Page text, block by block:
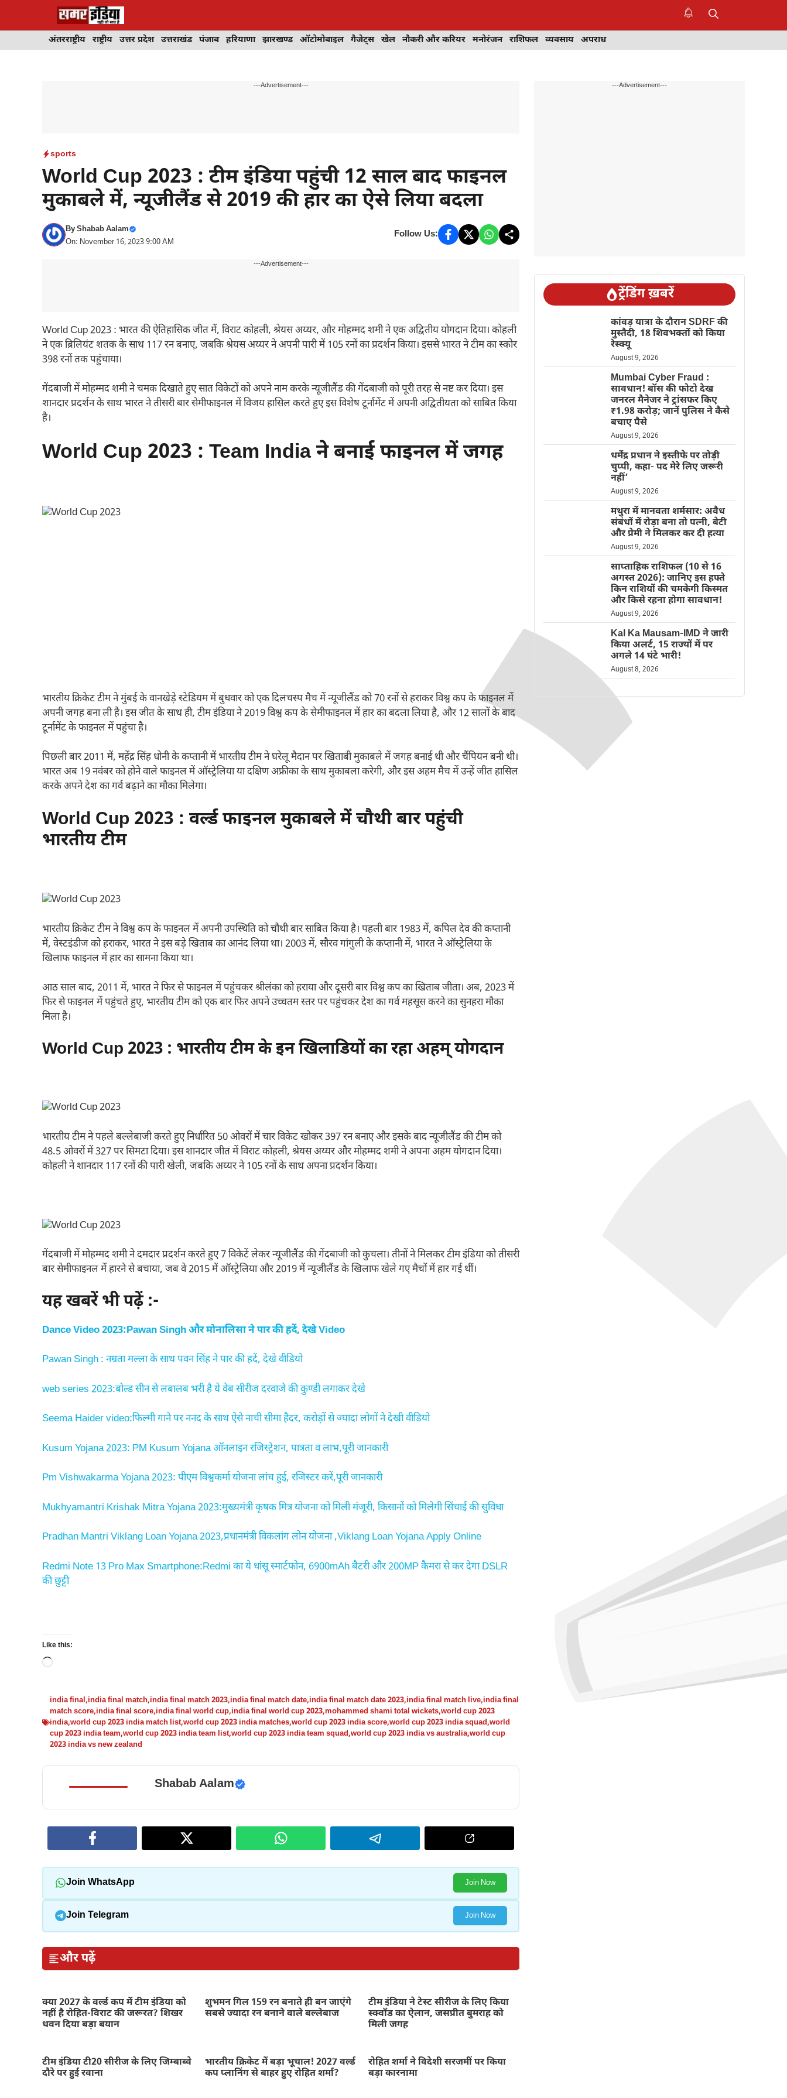
अंतरराष्ट्रीय राष्ट्रीय उत्तर प्रदेश उत्तराखंड पंजाब हरियाणा झारखण्ड ऑटोमोबाइल गैजेट्स खेल नौकरी और करियर मनोरंजन राशिफल व्यवसाय अपराध
---Advertisement---
sports
World Cup 2023 : टीम इंडिया पहुंची 12 साल बाद फाइनल
मुकाबले में, न्यूजीलैंड से 2019 की हार का ऐसे लिया बदला
ByShabab Aalam
On: November 16, 2023 9:00 AM
Follow Us:
---Advertisement---
World Cup 2023 : भारत की ऐतिहासिक जीत में, विराट कोहली, श्रेयस अय्यर, और मोहम्मद शमी ने एक अद्वितीय योगदान दिया। कोहली
ने एक ब्रिलियंट शतक के साथ 117 रन बनाए, जबकि श्रेयस अय्यर ने अपनी पारी में 105 रनों का प्रदर्शन किया। इससे भारत ने टीम का स्कोर
398 रनों तक पहुंचाया।
गेंदबाजी में मोहम्मद शमी ने चमक दिखाते हुए सात विकेटों को अपने नाम करके न्यूजीलैंड की गेंदबाजी को पूरी तरह से नष्ट कर दिया। इस
शानदार प्रदर्शन के साथ भारत ने तीसरी बार सेमीफाइनल में विजय हासिल करते हुए इस विशेष टूर्नामेंट में अपनी अद्वितीयता को साबित किया
है।
World Cup 2023 : Team India ने बनाई फाइनल में जगह
भारतीय क्रिकेट टीम ने मुंबई के वानखेड़े स्टेडियम में बुधवार को एक दिलचस्प मैच में न्यूजीलैंड को 70 रनों से हराकर विश्व कप के फाइनल में
अपनी जगह बना ली है। इस जीत के साथ ही, टीम इंडिया ने 2019 विश्व कप के सेमीफाइनल में हार का बदला लिया है, और 12 सालों के बाद
टूर्नामेंट के फाइनल में पहुंचा है।
पिछली बार 2011 में, महेंद्र सिंह धोनी के कप्तानी में भारतीय टीम ने घरेलू मैदान पर खिताबी मुकाबले में जगह बनाई थी और चैंपियन बनी थी।
भारत अब 19 नवंबर को होने वाले फाइनल में ऑस्ट्रेलिया या दक्षिण अफ्रीका के साथ मुकाबला करेगी, और इस अहम मैच में उन्हें जीत हासिल
करके अपने देश का गर्व बढ़ाने का मौका मिलेगा।
World Cup 2023 : वर्ल्ड फाइनल मुकाबले में चौथी बार पहुंची
भारतीय टीम
भारतीय क्रिकेट टीम ने विश्व कप के फाइनल में अपनी उपस्थिति को चौथी बार साबित किया है। पहली बार 1983 में, कपिल देव की कप्तानी
में, वेस्टइंडीज को हराकर, भारत ने इस बड़े खिताब का आनंद लिया था। 2003 में, सौरव गांगुली के कप्तानी में, भारत ने ऑस्ट्रेलिया के
खिलाफ फाइनल में हार का सामना किया था।
आठ साल बाद, 2011 में, भारत ने फिर से फाइनल में पहुंचकर श्रीलंका को हराया और दूसरी बार विश्व कप का खिताब जीता। अब, 2023 में
फिर से फाइनल में पहुंचते हुए, भारतीय टीम को एक बार फिर अपने उच्चतम स्तर पर पहुंचकर देश का गर्व महसूस करने का सुनहरा मौका
मिला है।
World Cup 2023 : भारतीय टीम के इन खिलाडियों का रहा अहम् योगदान
भारतीय टीम ने पहले बल्लेबाजी करते हुए निर्धारित 50 ओवरों में चार विकेट खोकर 397 रन बनाए और इसके बाद न्यूजीलैंड की टीम को
48.5 ओवरों में 327 पर सिमटा दिया। इस शानदार जीत में विराट कोहली, श्रेयस अय्यर और मोहम्मद शमी ने अपना अहम योगदान दिया।
कोहली ने शानदार 117 रनों की पारी खेली, जबकि अय्यर ने 105 रनों के साथ अपना प्रदर्शन किया।
गेंदबाजी में मोहम्मद शमी ने दमदार प्रदर्शन करते हुए 7 विकेटें लेकर न्यूजीलैंड की गेंदबाजी को कुचला। तीनों ने मिलकर टीम इंडिया को तीसरी
बार सेमीफाइनल में हारने से बचाया, जब वे 2015 में ऑस्ट्रेलिया और 2019 में न्यूजीलैंड के खिलाफ खेले गए मैचों में हार गई थीं।
यह खबरें भी पढ़ें :-
Dance Video 2023:Pawan Singh और मोनालिसा ने पार की हदें, देखे Video
Pawan Singh : नम्रता मल्ला के साथ पवन सिंह ने पार की हदें, देखे वीडियो
web series 2023:बोल्ड सीन से लबालब भरी है ये वेब सीरीज दरवाजे की कुण्डी लगाकर देखे
Seema Haider video:फिल्मी गाने पर ननद के साथ ऐसे नाची सीमा हैदर, करोड़ों से ज्यादा लोगों ने देखी वीडियो
Kusum Yojana 2023: PM Kusum Yojana ऑनलाइन रजिस्ट्रेशन, पात्रता व लाभ,पूरी जानकारी
Pm Vishwakarma Yojana 2023: पीएम विश्वकर्मा योजना लांच हुई, रजिस्टर करें,पूरी जानकारी
Mukhyamantri Krishak Mitra Yojana 2023:मुख्यमंत्री कृषक मित्र योजना को मिली मंजूरी, किसानों को मिलेगी सिंचाई की सुविधा
Pradhan Mantri Viklang Loan Yojana 2023,प्रधानमंत्री विकलांग लोन योजना ,Viklang Loan Yojana Apply Online
Redmi Note 13 Pro Max Smartphone:Redmi का ये धांसू स्मार्टफोन, 6900mAh बैटरी और 200MP कैमरा से कर देगा DSLR
की छुट्टी
Like this:
Loading…
india final,india final match,india final match 2023,india final match date,india final match date 2023,india final match live,india final
match score,india final score,india final world cup,india final world cup 2023,mohammed shami total wickets,world cup 2023
india,world cup 2023 india match list,world cup 2023 india matches,world cup 2023 india score,world cup 2023 india squad,world
cup 2023 india team,world cup 2023 india team list,world cup 2023 india team squad,world cup 2023 india vs australia,world cup
2023 india vs new zealand
Shabab Aalam
Join WhatsApp Join Now
Join Telegram Join Now
और पढ़ें
क्या 2027 के वर्ल्ड कप में टीम इंडिया को
नहीं है रोहित-विराट की जरूरत? शिखर
धवन दिया बड़ा बयान
शुभमन गिल 159 रन बनाते ही बन जाएंगे
सबसे ज्यादा रन बनाने वाले बल्लेबाज
टीम इंडिया ने टेस्ट सीरीज के लिए किया
स्क्वॉड का ऐलान, जसप्रीत बुमराह को
मिली जगह
टीम इंडिया टी20 सीरीज के लिए जिम्बाब्वे
दौरे पर हुई रवाना
भारतीय क्रिकेट में बड़ा भूचाल! 2027 वर्ल्ड
कप प्लानिंग से बाहर हुए रोहित शर्मा?
रोहित शर्मा ने विदेशी सरजमीं पर किया
बड़ा कारनामा
---Advertisement---
ट्रेंडिंग ख़बरें
कांवड़ यात्रा के दौरान SDRF की
मुस्तैदी, 18 शिवभक्तों को किया
रेस्क्यू
August 9, 2026
Mumbai Cyber Fraud :
सावधान! बॉस की फोटो देख
जनरल मैनेजर ने ट्रांसफर किए
₹1.98 करोड़; जानें पुलिस ने कैसे
बचाए पैसे
August 9, 2026
धर्मेंद्र प्रधान ने इस्तीफे पर तोड़ी
चुप्पी, कहा- पद मेरे लिए जरूरी
नहीं’
August 9, 2026
मथुरा में मानवता शर्मसार: अवैध
संबंधों में रोड़ा बना तो पत्नी, बेटी
और प्रेमी ने मिलकर कर दी हत्या
August 9, 2026
साप्ताहिक राशिफल (10 से 16
अगस्त 2026): जानिए इस हफ्ते
किन राशियों की चमकेगी किस्मत
और किसे रहना होगा सावधान!
August 9, 2026
Kal Ka Mausam-IMD ने जारी
किया अलर्ट, 15 राज्यों में पर
अगले 14 घंटे भारी!
August 8, 2026